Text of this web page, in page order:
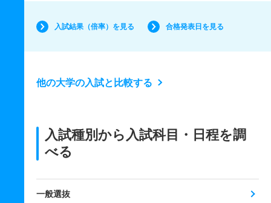
入試結果（倍率）を見る 合格発表日を見る
他の大学の入試と比較する
入試種別から入試科目・日程を調
べる
一般選抜